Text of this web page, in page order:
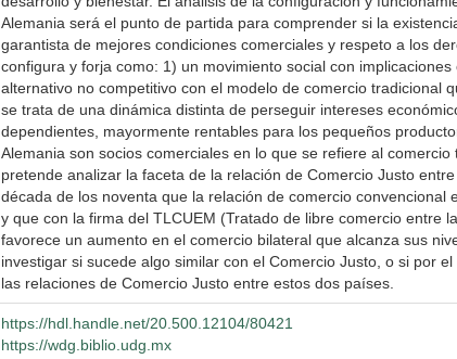
Alemania será el punto de partida para comprender si la
garantista de mejores condiciones comerciales y respeto a los
configura y forja como: 1) un movimiento social con
alternativo no competitivo con el modelo de comercio tradicional
se trata de una dinámica distinta de perseguir intereses
dependientes, mayormente rentables para los pequeños
Alemania son socios comerciales en lo que se refiere al
pretende analizar la faceta de la relación de Comercio Justo
década de los noventa que la relación de comercio convencional
y que con la firma del TLCUEM (Tratado de libre comercio entre
favorece un aumento en el comercio bilateral que alcanza sus
investigar si sucede algo similar con el Comercio Justo, o si por
las relaciones de Comercio Justo entre estos dos países.
https://hdl.handle.net/20.500.12104/80421
https://wdg.biblio.udg.mx